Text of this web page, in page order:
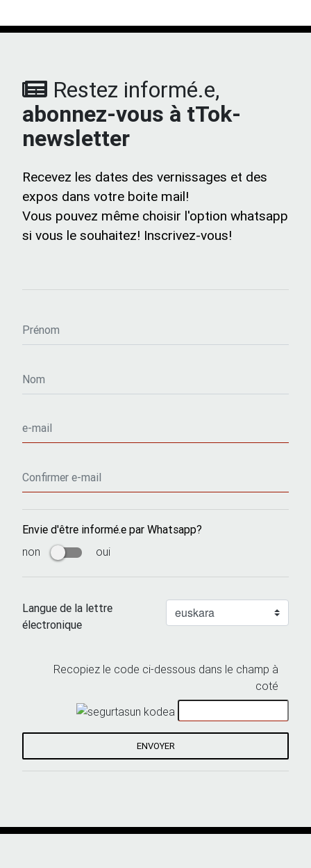
Restez informé.e,
abonnez-vous à tTok-
newsletter
Recevez les dates des vernissages et des
expos dans votre boite mail!
Vous pouvez même choisir l'option whatsapp
si vous le souhaitez! Inscrivez-vous!
Envie d'être informé.e par Whatsapp?
non
oui
Langue de la lettre
électronique
Recopiez le code ci-dessous dans le champ à
coté
ENVOYER